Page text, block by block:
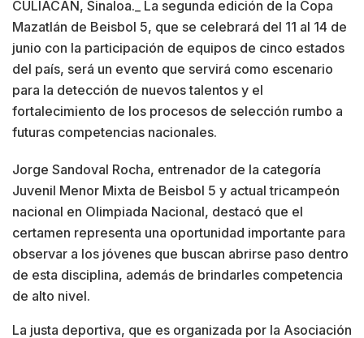
CULIACÁN, Sinaloa._ La segunda edición de la Copa
Mazatlán de Beisbol 5, que se celebrará del 11 al 14 de
junio con la participación de equipos de cinco estados
del país, será un evento que servirá como escenario
para la detección de nuevos talentos y el
fortalecimiento de los procesos de selección rumbo a
futuras competencias nacionales.
Jorge Sandoval Rocha, entrenador de la categoría
Juvenil Menor Mixta de Beisbol 5 y actual tricampeón
nacional en Olimpiada Nacional, destacó que el
certamen representa una oportunidad importante para
observar a los jóvenes que buscan abrirse paso dentro
de esta disciplina, además de brindarles competencia
de alto nivel.
La justa deportiva, que es organizada por la Asociación